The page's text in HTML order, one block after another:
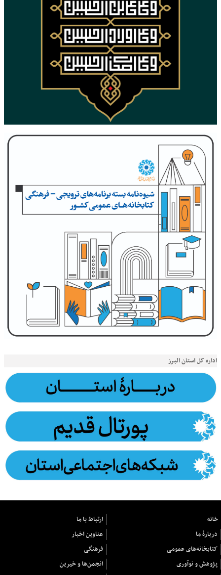
اداره کل استان البرز
خانه
ارتباط با ما
دربارهٔ ما
عناوین اخبار
کتابخانه‌های عمومی
فرهنگی
پژوهش و نوآوری
انجمن‌ها و خیرین